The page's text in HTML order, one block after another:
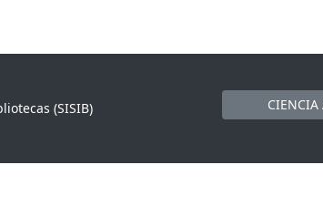
(SISIB)
CIENCIA